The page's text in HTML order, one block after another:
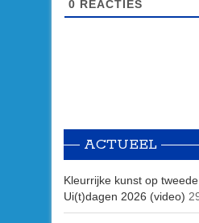
0 REACTIES
ACTUEEL
Kleurrijke kunst op
Ui(t)dagen 2026 (video)